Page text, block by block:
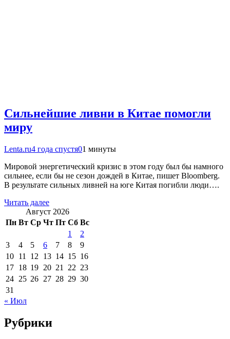
Сильнейшие ливни в Китае помогли
миру
Lenta.ru4 года спустя01 минуты
Мировой энергетический кризис в этом году был бы намного
сильнее, если бы не сезон дождей в Китае, пишет Bloomberg.
В результате сильных ливней на юге Китая погибли люди….
Читать далее
Август 2026
Пн Вт Ср Чт Пт Сб Вс
1
2
3
4 5 6 7 8
9
10 11 12 13 14 15 16
17 18 19 20 21 22 23
24 25 26 27 28 29 30
31
« Июл
Рубрики